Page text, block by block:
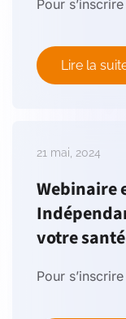
Pour
Lire la
21 mai, 2024
Webinaire
votre
Pour